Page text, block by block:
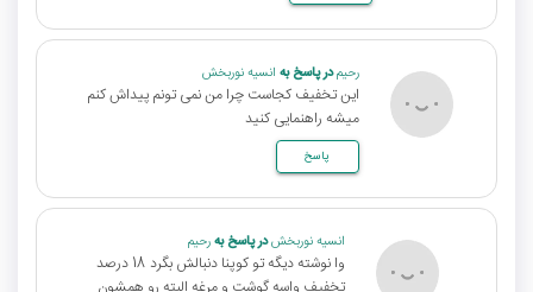
رحیمدر پاسخ به انسیه نوربخش
این تخفیف کجاست چرا من نمی تونم پیداش کنم
میشه راهنمایی کنید
پاسخ
انسیه نوربخشدر پاسخ بهرحیم
وا نوشته دیگه تو کوپنا دنبالش بگرد 18 درصد